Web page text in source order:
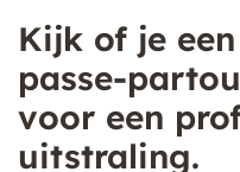
Kijk of je
passe-
voor een
uitstraling.